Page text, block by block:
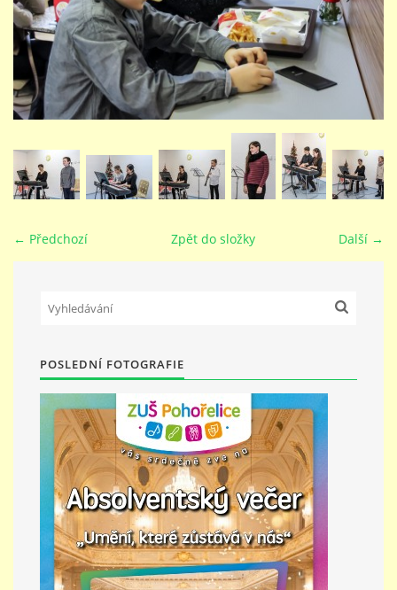
STUDIJNÍ OBORY
GALERIE
PEDAGOGICKÝ SBOR
DOKUMENTY / KE STAŽENÍ
PŘÍMĚSTSKÝ TÁBOR
MISS VÝTVARNÝ MODEL
ZAMĚSTNÁNÍ
DOTACE
← Předchozí Další →
Zpět do složky
POSLEDNÍ FOTOGRAFIE